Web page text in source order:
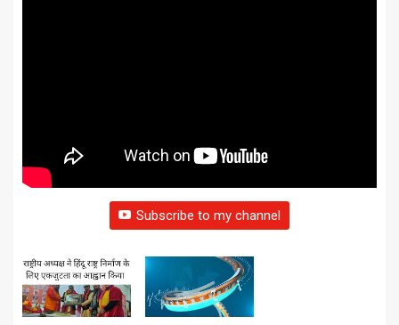
Subscribe to my channel